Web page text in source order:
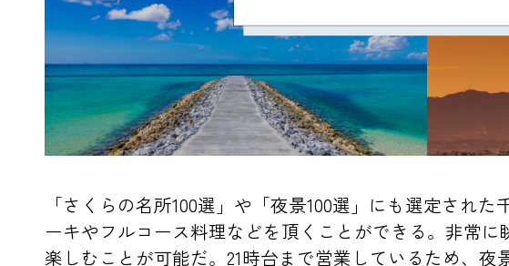
「さくらの名所100選」や「夜景100選」にも選定され
ーキやフルコース料理などを頂くことができる。非常
楽しむことが可能だ。21時台まで営業しているため、